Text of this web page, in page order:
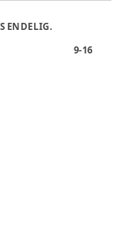
ENDELIG.
9-16